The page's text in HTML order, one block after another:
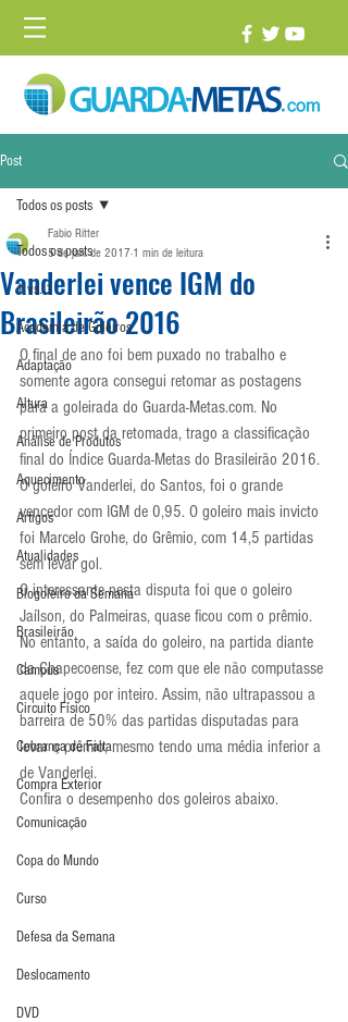
Post
Todos os posts
1 vs. 1
Academia de Goleiros
Adaptação
Altura
Análise de Produtos
Aquecimento
Artigos
Atualidades
Blogoleiro da Semana
Brasileirão
Campus
Circuito Físico
Cobrança de Falta
Compra Exterior
Comunicação
Copa do Mundo
Curso
Defesa da Semana
Deslocamento
DVD
Todos os posts
Vanderlei vence IGM do
Brasileirão 2016
Fabio Ritter
5 de jan. de 2017 1 min de leitura
O final de ano foi bem puxado no trabalho e
somente agora consegui retomar as postagens
para a goleirada do Guarda-Metas.com. No
primeiro post da retomada, trago a classificação
final do Índice Guarda-Metas do Brasileirão 2016.
O goleiro Vanderlei, do Santos, foi o grande
vencedor com IGM de 0,95. O goleiro mais invicto
foi Marcelo Grohe, do Grêmio, com 14,5 partidas
sem levar gol.
O interessante nesta disputa foi que o goleiro
Jaílson, do Palmeiras, quase ficou com o prêmio.
No entanto, a saída do goleiro, na partida diante
da Chapecoense, fez com que ele não computasse
aquele jogo por inteiro. Assim, não ultrapassou a
barreira de 50% das partidas disputadas para
levar o prêmio, mesmo tendo uma média inferior a
de Vanderlei.
Confira o desempenho dos goleiros abaixo.